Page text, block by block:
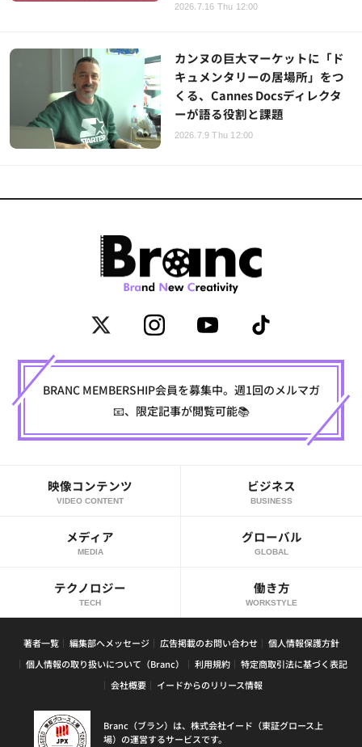
2026.7.16 Thu 12:00
カンヌの巨大マーケットに「ド
キュメンタリーの居場所」をつ
くる、Cannes Docsディレクタ
ーが語る役割と課題
2026.7.9 Thu 12:00
BRANC MEMBERSHIP会員を募集中。週1回のメルマガ
📧、限定記事が閲覧可能📚
映像コンテンツ
VIDEO CONTENT
ビジネス
BUSINESS
メディア
MEDIA
グローバル
GLOBAL
テクノロジー
TECH
働き方
WORKSTYLE
著者一覧 編集部へメッセージ 広告掲載のお問い合わせ
個人情報保護方針
個人情報の取り扱いについて（Branc）
利用規約
特定商取引法に基づく表記
会社概要
イードからのリリース情報
Branc（ブラン）は、株式会社イード（東証グロース上
場）の運営するサービスです。